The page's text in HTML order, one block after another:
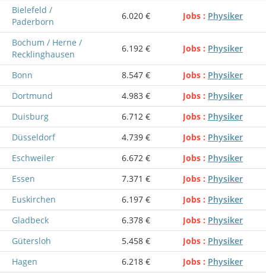
Bielefeld /
Paderborn
6.020 € Jobs Physiker
Bochum / Herne /
Recklinghausen
6.192 € Jobs Physiker
Bonn 8.547 € Jobs
Physiker
Dortmund
4.983 € Jobs
Physiker
Duisburg
6.712 € Jobs
Physiker
Düsseldorf
4.739 € Jobs
Physiker
Eschweiler
6.672 € Jobs
Physiker
Essen
7.371 € Jobs
Physiker
Euskirchen
6.197 € Jobs
Physiker
Gladbeck
6.378 € Jobs
Physiker
Gütersloh
5.458 € Jobs
Physiker
Hagen
6.218 € Jobs
Physiker